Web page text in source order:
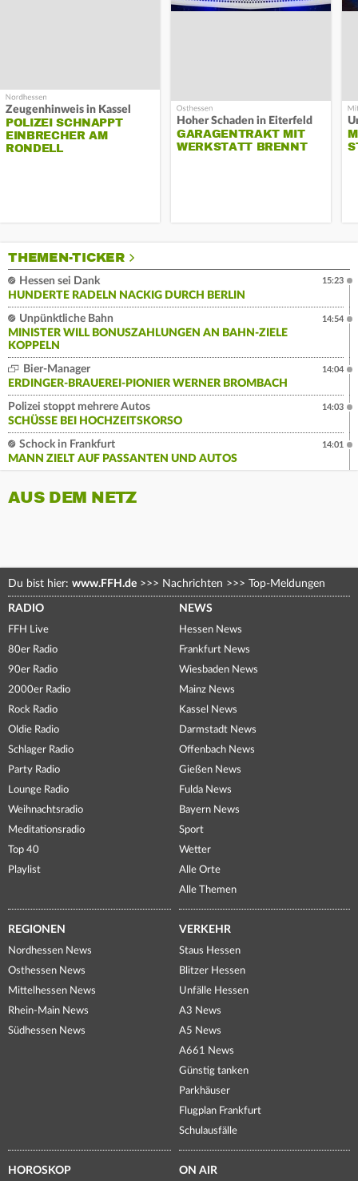
Zeugenhinweis in Kassel
POLIZEI SCHNAPPT
EINBRECHER AM
RONDELL
Hoher Schaden in Eiterfeld
GARAGENTRAKT MIT
WERKSTATT BRENNT
THEMEN-TICKER
Hessen sei Dank
HUNDERTE RADELN NACKIG DURCH BERLIN
15:23
Unpünktliche Bahn
MINISTER WILL BONUSZAHLUNGEN AN BAHN-ZIELE
KOPPELN
14:54
Bier-Manager
ERDINGER-BRAUEREI-PIONIER WERNER BROMBACH
14:04
Polizei stoppt mehrere Autos
SCHÜSSE BEI HOCHZEITSKORSO
14:03
Schock in Frankfurt
MANN ZIELT AUF PASSANTEN UND AUTOS
14:01
AUS DEM NETZ
Du bist hier: www.FFH.de >>> Nachrichten >>> Top-Meldungen
RADIO
FFH Live
80er Radio
90er Radio
2000er Radio
Rock Radio
Oldie Radio
Schlager Radio
Party Radio
Lounge Radio
Weihnachtsradio
Meditationsradio
Top 40
Playlist
NEWS
Hessen News
Frankfurt News
Wiesbaden News
Mainz News
Kassel News
Darmstadt News
Offenbach News
Gießen News
Fulda News
Bayern News
Sport
Wetter
Alle Orte
Alle Themen
REGIONEN
Nordhessen News
Osthessen News
Mittelhessen News
Rhein-Main News
Südhessen News
VERKEHR
Staus Hessen
Blitzer Hessen
Unfälle Hessen
A3 News
A5 News
A661 News
Günstig tanken
Parkhäuser
Flugplan Frankfurt
Schulausfälle
HOROSKOP ON AIR